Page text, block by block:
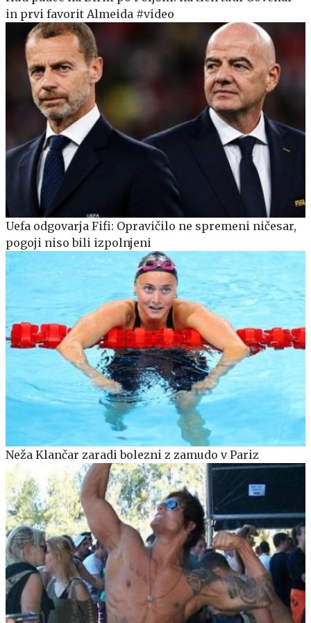
in prvi favorit Almeida #video
Uefa odgovarja Fifi: Opravičilo ne spremeni ničesar,
pogoji niso bili izpolnjeni
Neža Klančar zaradi bolezni z zamudo v Pariz